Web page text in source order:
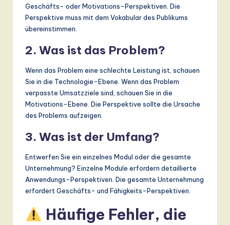
Geschäfts- oder Motivations-Perspektiven. Die
Perspektive muss mit dem Vokabular des Publikums
übereinstimmen.
2. Was ist das Problem?
Wenn das Problem eine schlechte Leistung ist, schauen
Sie in die Technologie-Ebene. Wenn das Problem
verpasste Umsatzziele sind, schauen Sie in die
Motivations-Ebene. Die Perspektive sollte die Ursache
des Problems aufzeigen.
3. Was ist der Umfang?
Entwerfen Sie ein einzelnes Modul oder die gesamte
Unternehmung? Einzelne Module erfordern detaillierte
Anwendungs-Perspektiven. Die gesamte Unternehmung
erfordert Geschäfts- und Fähigkeits-Perspektiven.
Häufige Fehler, die